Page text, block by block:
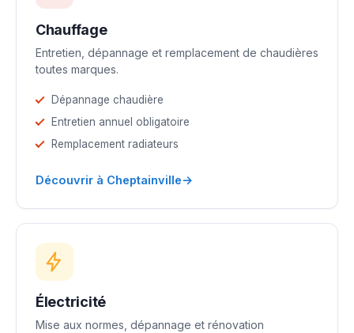
Chauffage
Entretien, dépannage et remplacement de chaudières
toutes marques.
Dépannage chaudière
Entretien annuel obligatoire
Remplacement radiateurs
Découvrir à Cheptainville→
Électricité
Mise aux normes, dépannage et rénovation